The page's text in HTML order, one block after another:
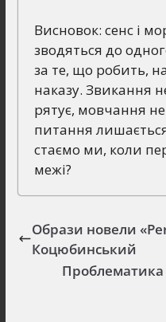
Висновок: сенс і
зводяться до
за те, що робить,
наказу. Звикання
рятує, мовчання
питання
стаємо ми, коли
межі?
Образи новели
Коцюбинський
Проблематика